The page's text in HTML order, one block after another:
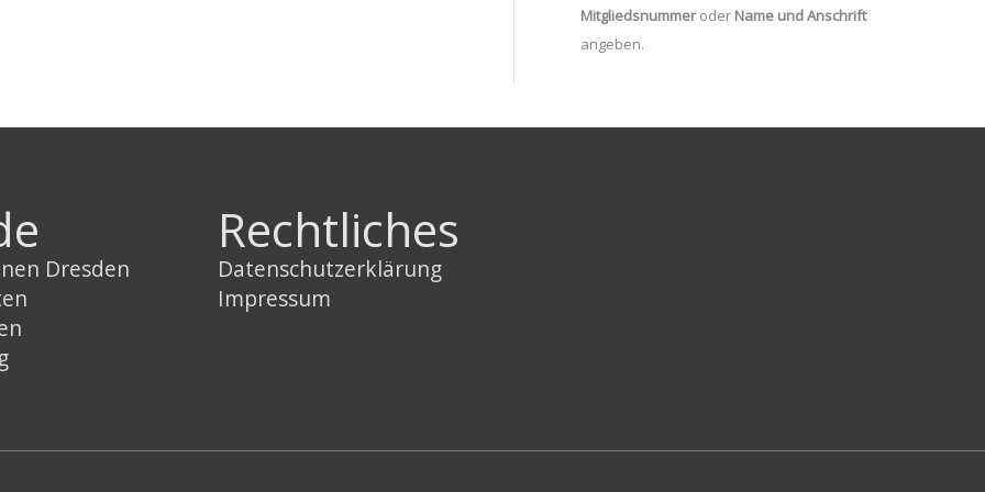
Mitgliedsnummeroder Name und Anschrift
angeben.
Dresden
Rechtliches
Datenschutzerklärung
Impressum